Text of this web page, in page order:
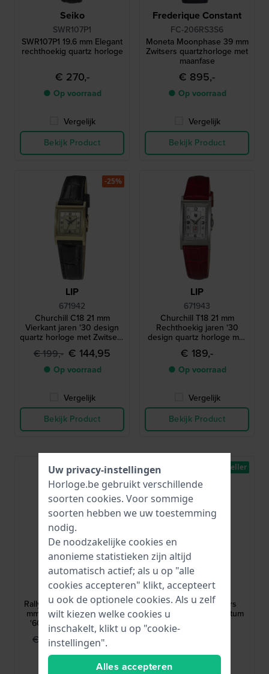
Seiko
SWR107P1
SWR107P1 19.6 mm Elegant
rechthoekig quartz horloge
€ 270,-
● Op voorraad
Vergelijk
Bekijk Product
Frederique Constant
FC-206RS3S6
Moneta Moonphase 39 mm
Zwitsers quartzhorloge met
maanfase
€ 895,-
● Op voorraad
Vergelijk
Bekijk Product
LIP
671942
Churchill C18 21 mm
Vierkant jaren '30 design
quartz horloge met Zwitsers
uurwerk
€ 199,- € 144,95
● Op voorraad
Vergelijk
Bekijk Product
-25%
LIP
671943
Churchill T18 21 mm
Rechthoekig jaren '30
design quartz horloge met
kleine secondewijzer
€ 189,-
● Op voorraad
Vergelijk
Bekijk Product
LIP
671805
Rallye 39 Meca-Quartz 39
mm Roestvrijstalen jaren
'60 design quartz race
chronograaf
€ 299,- € 199,95
● Op voorraad
-35%
Certina
C0434101603100
DS-7 39 mm Zwitsers
quartzhorloge met datum
● Op voorraad
Bestseller
Uw privacy-instellingen
Horloge.be gebruikt verschillende
soorten cookies. Voor sommige
soorten hebben we uw toestemming
nodig.
De noodzakelijke cookies en
anonieme statistieken zijn altijd
automatisch actief; als u op "alle
cookies accepteren" klikt, accepteert
u ook de optionele cookies. Als u zelf
wilt kiezen welke cookies u
inschakelt, klikt u op "cookie-
instellingen".
Alles accepteren